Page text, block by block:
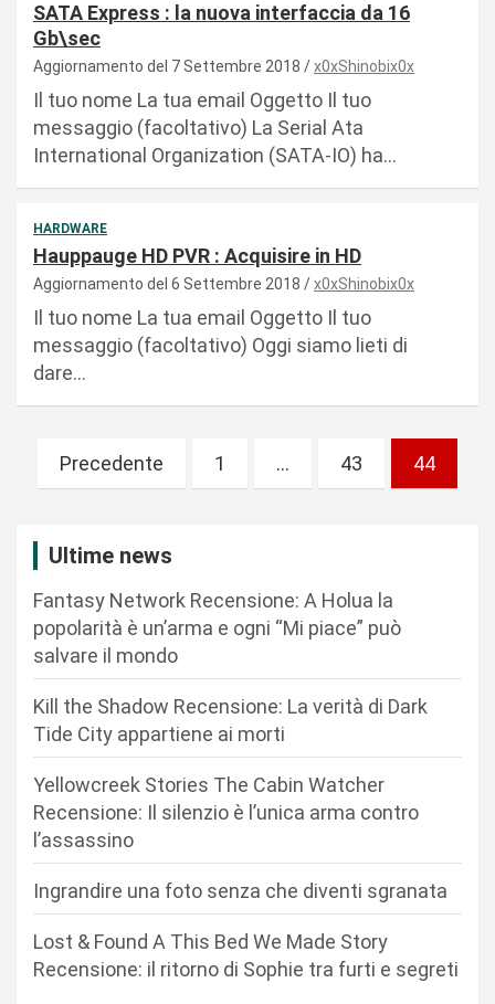
SATA Express : la nuova interfaccia da 16
Gb\sec
Aggiornamento del 7 Settembre 2018 x0xShinobix0x
Il tuo nome La tua email Oggetto Il tuo
messaggio (facoltativo) La Serial Ata
International Organization (SATA-IO) ha…
HARDWARE
Hauppauge HD PVR : Acquisire in HD
Aggiornamento del 6 Settembre 2018 x0xShinobix0x
Il tuo nome La tua email Oggetto Il tuo
messaggio (facoltativo) Oggi siamo lieti di
dare…
Precedente 1 … 43 44
Ultime news
Fantasy Network Recensione: A Holua la
popolarità è un’arma e ogni “Mi piace” può
salvare il mondo
Kill the Shadow Recensione: La verità di Dark
Tide City appartiene ai morti
Yellowcreek Stories The Cabin Watcher
Recensione: Il silenzio è l’unica arma contro
l’assassino
Ingrandire una foto senza che diventi sgranata
Lost & Found A This Bed We Made Story
Recensione: il ritorno di Sophie tra furti e segreti